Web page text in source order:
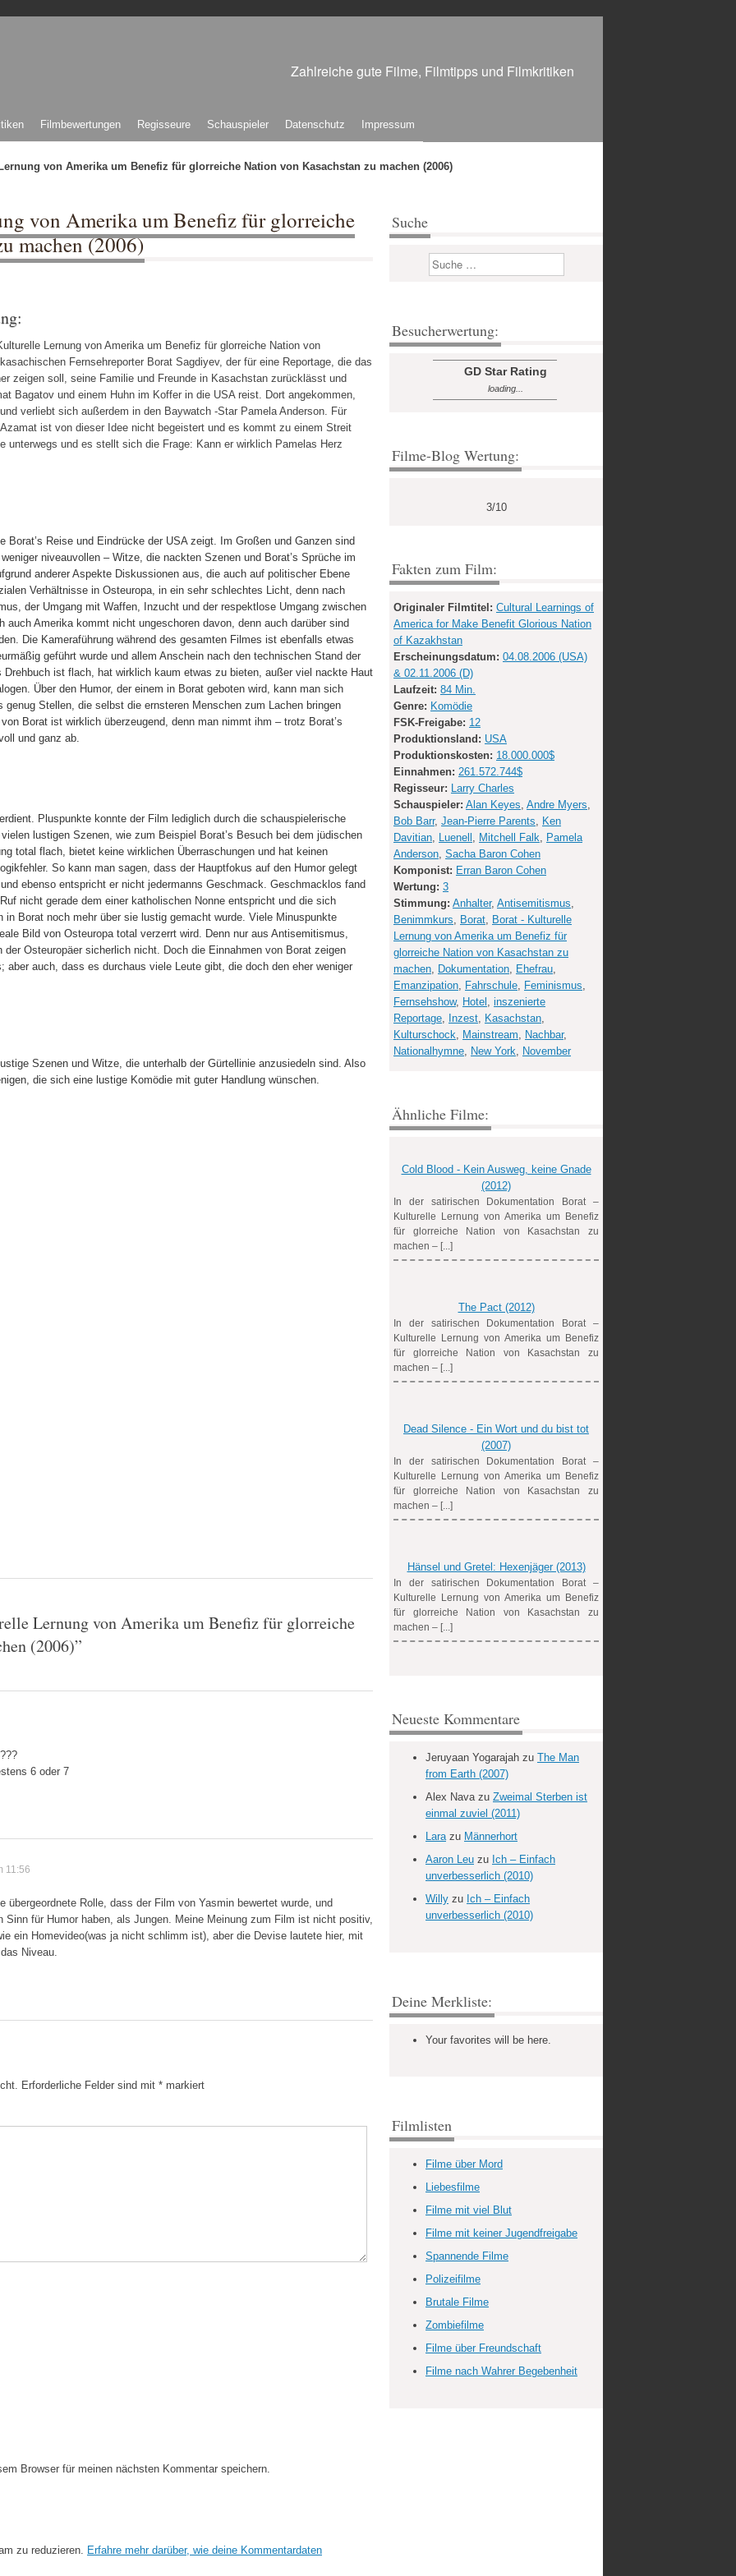
Zahlreiche gute Filme, Filmtipps und Filmkritiken
Filmbewertungen Regisseure Schauspieler Datenschutz Impressum
von Amerika um Benefiz für glorreiche Nation von Kasachstan zu machen (2006)
von Amerika um Benefiz für glorreiche
machen (2006)
Lernung von Amerika um Benefiz für glorreiche Nation von
Fernsehreporter Borat Sagdiyev, der für eine Reportage, die das
zeigen soll, seine Familie und Freunde in Kasachstan zurücklässt und
Bagatov und einem Huhn im Koffer in die USA reist. Dort angekommen,
verliebt sich außerdem in den Baywatch -Star Pamela Anderson. Für
ist von dieser Idee nicht begeistert und es kommt zu einem Streit
unterwegs und es stellt sich die Frage: Kann er wirklich Pamelas Herz
Borat’s Reise und Eindrücke der USA zeigt. Im Großen und Ganzen sind
niveauvollen – Witze, die nackten Szenen und Borat’s Sprüche im
anderer Aspekte Diskussionen aus, die auch auf politischer Ebene
Verhältnisse in Osteuropa, in ein sehr schlechtes Licht, denn nach
der Umgang mit Waffen, Inzucht und der respektlose Umgang zwischen
auch Amerika kommt nicht ungeschoren davon, denn auch darüber sind
Die Kameraführung während des gesamten Filmes ist ebenfalls etwas
geführt wurde und allem Anschein nach den technischen Stand der
Drehbuch ist flach, hat wirklich kaum etwas zu bieten, außer viel nackte Haut
Über den Humor, der einem in Borat geboten wird, kann man sich
Stellen, die selbst die ernsteren Menschen zum Lachen bringen
Borat ist wirklich überzeugend, denn man nimmt ihm – trotz Borat’s
und ganz ab.
Pluspunkte konnte der Film lediglich durch die schauspielerische
lustigen Szenen, wie zum Beispiel Borat’s Besuch bei dem jüdischen
total flach, bietet keine wirklichen Überraschungen und hat keinen
So kann man sagen, dass der Hauptfokus auf den Humor gelegt
ebenso entspricht er nicht jedermanns Geschmack. Geschmacklos fand
nicht gerade dem einer katholischen Nonne entspricht und die sich
Borat noch mehr über sie lustig gemacht wurde. Viele Minuspunkte
Bild von Osteuropa total verzerrt wird. Denn nur aus Antisemitismus,
Osteuropäer sicherlich nicht. Doch die Einnahmen von Borat zeigen
aber auch, dass es durchaus viele Leute gibt, die doch den eher weniger
Szenen und Witze, die unterhalb der Gürtellinie anzusiedeln sind. Also
die sich eine lustige Komödie mit guter Handlung wünschen.
Lernung von Amerika um Benefiz für glorreiche
(2006)”
6 oder 7
11:56
übergeordnete Rolle, dass der Film von Yasmin bewertet wurde, und
Sinn für Humor haben, als Jungen. Meine Meinung zum Film ist nicht positiv,
ein Homevideo(was ja nicht schlimm ist), aber die Devise lautete hier, mit
Niveau.
Erforderliche Felder sind mit * markiert
Browser für meinen nächsten Kommentar speichern.
zu reduzieren. Erfahre mehr darüber, wie deine Kommentardaten
Suche
Suchen
Besucherwertung:
GD Star Rating
loading...
Filme-Blog Wertung:
3/10
Fakten zum Film:
Originaler Filmtitel: Cultural Learnings of
America for Make Benefit Glorious Nation
of Kazakhstan
Erscheinungsdatum: 04.08.2006 (USA)
& 02.11.2006 (D)
Laufzeit: 84 Min.
Genre: Komödie
FSK-Freigabe: 12
Produktionsland: USA
Produktionskosten: 18.000.000$
Einnahmen: 261.572.744$
Regisseur: Larry Charles
Schauspieler: Alan Keyes, Andre Myers,
Bob Barr, Jean-Pierre Parents, Ken
Davitian, Luenell , Mitchell Falk, Pamela
Anderson, Sacha Baron Cohen
Komponist: Erran Baron Cohen
Wertung: 3
Stimmung: Anhalter, Antisemitismus,
Benimmkurs, Borat, Borat - Kulturelle
Lernung von Amerika um Benefiz für
glorreiche Nation von Kasachstan zu
machen, Dokumentation, Ehefrau,
Emanzipation, Fahrschule, Feminismus,
Fernsehshow, Hotel , inszenierte
Reportage, Inzest, Kasachstan,
Kulturschock, Mainstream, Nachbar,
Nationalhymne, New York, November
Ähnliche Filme:
Cold Blood - Kein Ausweg, keine Gnade
(2012)
In der satirischen Dokumentation Borat –
Kulturelle Lernung von Amerika um Benefiz
für glorreiche Nation von Kasachstan zu
machen – [...]
The Pact (2012)
In der satirischen Dokumentation Borat –
Kulturelle Lernung von Amerika um Benefiz
für glorreiche Nation von Kasachstan zu
machen – [...]
Dead Silence - Ein Wort und du bist tot
(2007)
In der satirischen Dokumentation Borat –
Kulturelle Lernung von Amerika um Benefiz
für glorreiche Nation von Kasachstan zu
machen – [...]
Hänsel und Gretel: Hexenjäger (2013)
In der satirischen Dokumentation Borat –
Kulturelle Lernung von Amerika um Benefiz
für glorreiche Nation von Kasachstan zu
machen – [...]
Neueste Kommentare
Jeruyaan Yogarajah zu The Man
from Earth (2007)
Alex Navazu Zweimal Sterben ist
einmal zuviel (2011)
Larazu Männerhort
Aaron Leu zu Ich – Einfach
unverbesserlich (2010)
Willy zu Ich – Einfach
unverbesserlich (2010)
Deine Merkliste:
Your favorites will be here.
Filmlisten
Filme über Mord
Liebesfilme
Filme mit viel Blut
Filme mit keiner Jugendfreigabe
Spannende Filme
Polizeifilme
Brutale Filme
Zombiefilme
Filme über Freundschaft
Filme nach Wahrer Begebenheit